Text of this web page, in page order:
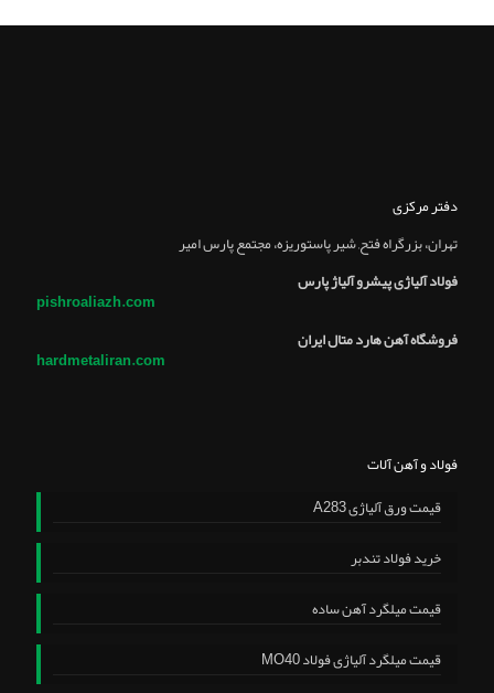
دفتر مرکزی
تهران، بزرگراه فتح, شير پاستوريزه، مجتمع پارس امير
فولاد آلیاژی پیشرو آلیاژ پارس
pishroaliazh.com
فروشگاه آهن هارد متال ایران
hardmetaliran.com
فولاد و آهن آلات
قیمت ورق آلیاژی A283
خرید فولاد تندبر
قیمت میلگرد آهن ساده
قیمت میلگرد آلیاژی فولاد MO40